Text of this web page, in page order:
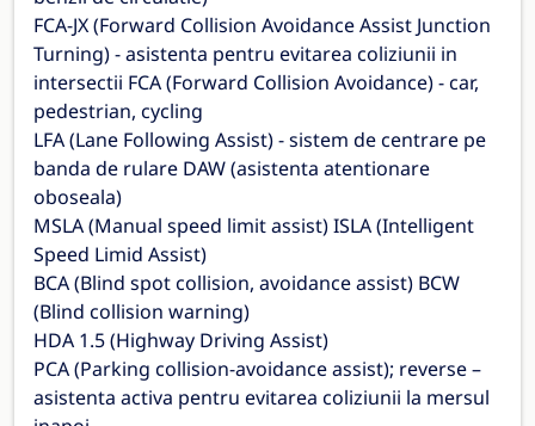
FCA-JX (Forward Collision Avoidance Assist Junction
Turning) - asistenta pentru evitarea coliziunii in
intersectii FCA (Forward Collision Avoidance) - car,
pedestrian, cycling
LFA (Lane Following Assist) - sistem de centrare pe
banda de rulare DAW (asistenta atentionare
oboseala)
MSLA (Manual speed limit assist) ISLA (Intelligent
Speed Limid Assist)
BCA (Blind spot collision, avoidance assist) BCW
(Blind collision warning)
HDA 1.5 (Highway Driving Assist)
PCA (Parking collision-avoidance assist); reverse –
asistenta activa pentru evitarea coliziunii la mersul